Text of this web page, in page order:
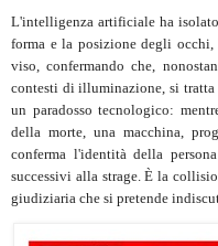
L'intelligenza artificiale ha
forma e la posizione degli
viso, confermando che,
contesti di illuminazione, si
un paradosso tecnologico:
della morte, una macchina,
conferma l'identità della
successivi alla strage. È la
giudiziaria che si pretende